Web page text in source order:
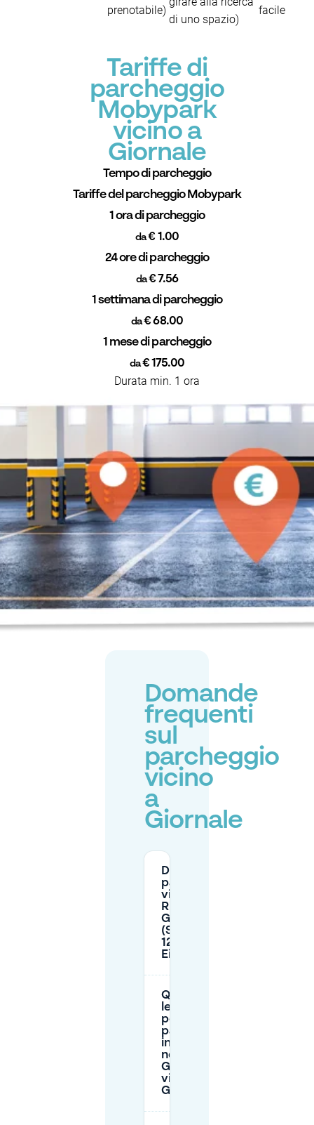
prenotabile)
di uno spazio)
facile
Tariffe di
parcheggio
Mobypark
vicino a
Giornale
Tempo di parcheggio
Tariffe del parcheggio Mobypark
1 ora di parcheggio
da€ 1.00
24 ore di parcheggio
da€ 7.56
1 settimana di parcheggio
da€ 68.00
1 mese di parcheggio
da€ 175.00
Durata min. 1 ora
Domande
frequenti
sul
parcheggio
vicino
a
Giornale
Dove posso
parcheggiare
vicino al
Ristorante
Giornale
(Stationsplein
12) a
Eindhoven?
Quali sono
le regole
per il
parcheggio
in strada
nella zona
Giallo 4
vicino a
Giornale?